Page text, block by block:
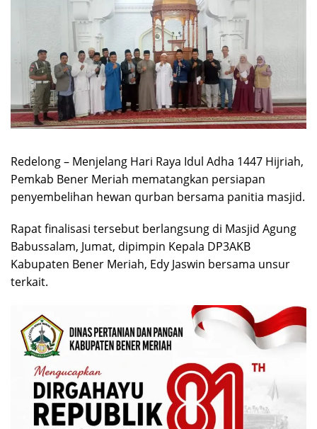
Redelong – Menjelang Hari Raya Idul Adha 1447 Hijriah,
Pemkab Bener Meriah mematangkan persiapan
penyembelihan hewan qurban bersama panitia masjid.
Rapat finalisasi tersebut berlangsung di Masjid Agung
Babussalam, Jumat, dipimpin Kepala DP3AKB
Kabupaten Bener Meriah, Edy Jaswin bersama unsur
terkait.